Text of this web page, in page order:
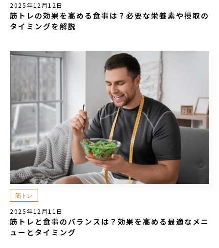
2025年12月12日
筋トレの効果を高める食事は？必要な栄養素や摂取の
タイミングを解説
筋トレ
2025年12月11日
筋トレと食事のバランスは？効果を高める最適なメニ
ューとタイミング